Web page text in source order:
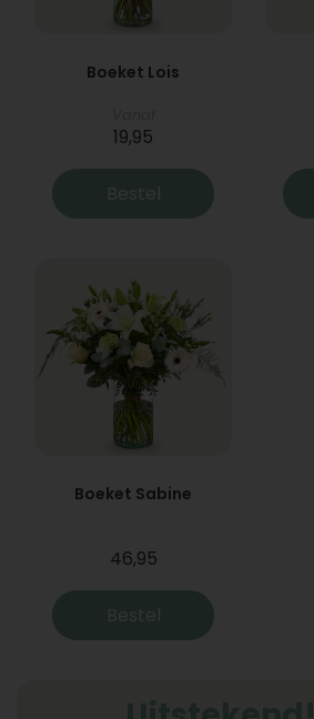
Boeket Lois
19,95
Bestel
Boeket Sabine
46,95
Bestel